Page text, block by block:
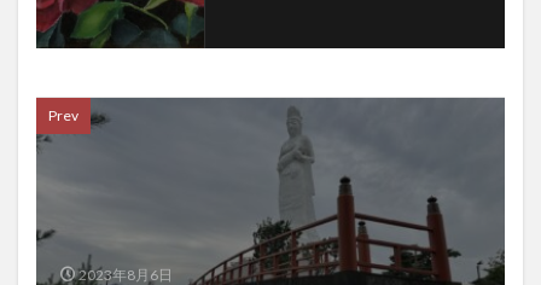
Prev
2023年8月6日